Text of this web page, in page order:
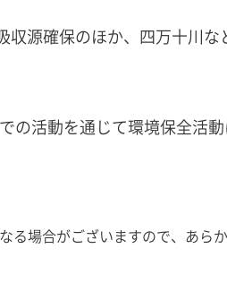
収源確保のほか、四万十川
活動を通じて環境保全活動
場合がございますので、あら